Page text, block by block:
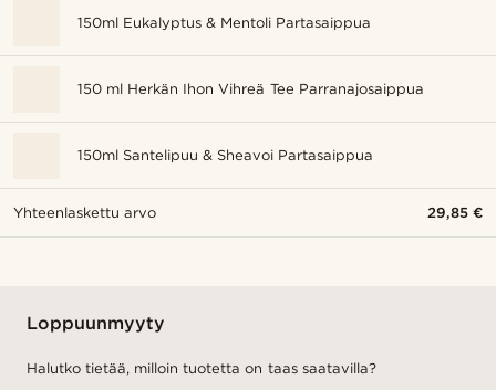
150ml Eukalyptus & Mentoli Partasaippua
150 ml Herkän Ihon Vihreä Tee Parranajosaippua
150ml Santelipuu & Sheavoi Partasaippua
Yhteenlaskettu arvo 29,85 €
Loppuunmyyty
Halutko tietää, milloin tuotetta on taas saatavilla?